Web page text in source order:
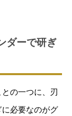
ダーで研ぎ
の一つに、刃
必要なのがグ